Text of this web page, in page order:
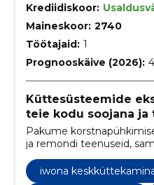
Krediidiskoor:
Maineskoor: 2740
Töötajaid: 1
Prognooskäive (2026):
Küttesüsteemide
teie kodu soojana ja
Pakume
ja remondi teenuseid,
spetsialistid tagavad teie
iwona